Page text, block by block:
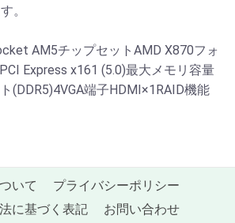
。
AM5チップセットAMD X870フォ
Express x161 (5.0)最大メモリ容量
(DDR5)4VGA端子HDMI×1RAID機能
いて
プライバシーポリシー
に基づく表記
お問い合わせ